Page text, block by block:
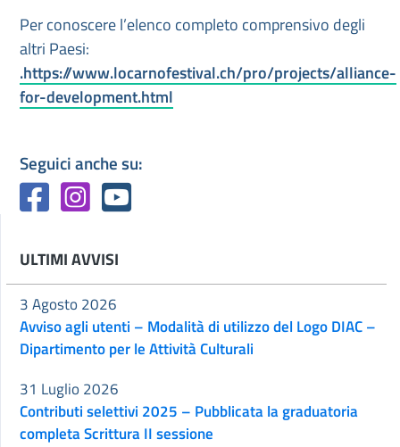
Per conoscere l’elenco completo comprensivo degli
altri Paesi:
.https://www.locarnofestival.ch/pro/projects/alliance-
for-development.html
Seguici anche su:
ULTIMI AVVISI
Avviso agli utenti – Modalità di utilizzo del Logo DIAC –
Dipartimento per le Attività Culturali
3 Agosto 2026
Contributi selettivi 2025 – Pubblicata la graduatoria
completa Scrittura II sessione
31 Luglio 2026